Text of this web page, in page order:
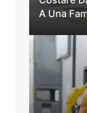
A Una